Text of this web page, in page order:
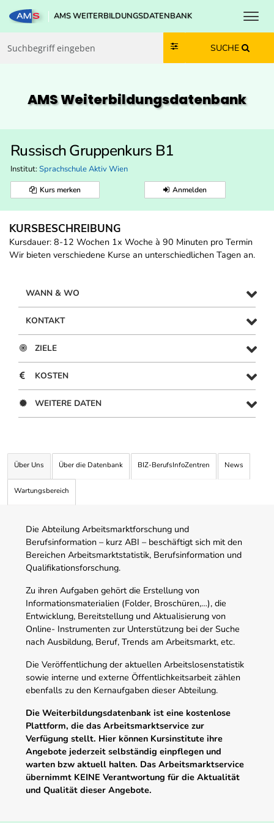
Zum Inhalt springen
Zum Navmenü springen
Zur Suche springen
Zur Footer springen
AMS WEITERBILDUNGSDATENBANK
SUCHE
AMS Weiterbildungs­datenbank
Russisch Gruppenkurs B1
Institut: Sprachschule Aktiv Wien
Kurs merken Anmelden
KURSBESCHREIBUNG
Kursdauer: 8-12 Wochen 1x Woche à 90 Minuten pro Termin
Wir bieten verschiedene Kurse an unterschiedlichen Tagen an.
WANN & WO
KONTAKT
ZIELE
KOSTEN
WEITERE DATEN
Über Uns Über die Datenbank BIZ-BerufsInfoZentren News
Wartungsbereich
Die Abteilung Arbeitsmarktforschung und
Berufsinformation – kurz ABI – beschäftigt sich mit den
Bereichen Arbeitsmarktstatistik, Berufsinformation und
Qualifikationsforschung.
Zu ihren Aufgaben gehört die Erstellung von
Informationsmaterialien (Folder, Broschüren,…), die
Entwicklung, Bereitstellung und Aktualisierung von
Online- Instrumenten zur Unterstützung bei der Suche
nach Ausbildung, Beruf, Trends am Arbeitsmarkt, etc.
Die Veröffentlichung der aktuellen Arbeitslosenstatistik
sowie interne und externe Öffentlichkeitsarbeit zählen
ebenfalls zu den Kernaufgaben dieser Abteilung.
Die Weiterbildungsdatenbank ist eine kostenlose
Plattform, die das Arbeitsmarktservice zur
Verfügung stellt. Hier können Kursinstitute ihre
Angebote jederzeit selbständig einpflegen und
warten bzw aktuell halten. Das Arbeitsmarktservice
übernimmt KEINE Verantwortung für die Aktualität
und Qualität dieser Angebote.